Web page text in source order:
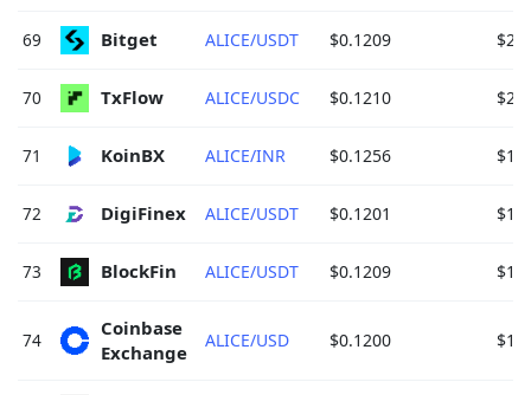
69 Bitget ALICE/USDT $0.1209
70 TxFlow ALICE/USDC $0.1210
71 KoinBX ALICE/INR $0.1256
72 DigiFinex ALICE/USDT $0.1201
73 BlockFin ALICE/USDT $0.1209
74
Coinbase
Exchange
ALICE/USD $0.1200